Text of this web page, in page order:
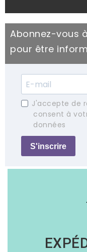
Abonnez-vous
pour être
J'accepte de
consent à
données
S'inscrire